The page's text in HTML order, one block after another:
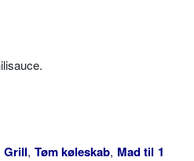
Grill, Tøm køleskab, Mad til 1